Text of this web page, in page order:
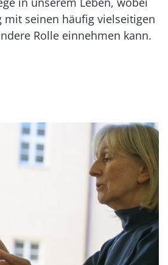
mit seinen häufig vielseitigen
Rolle einnehmen kann.